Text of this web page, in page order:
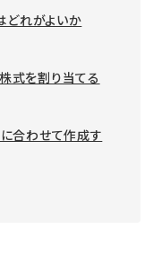
どれがよいか
式を割り当てる
合わせて作成す